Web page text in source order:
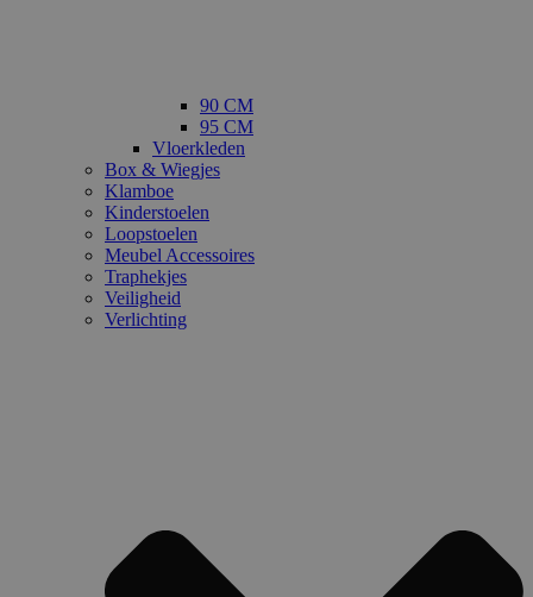
90 CM
95 CM
Vloerkleden
Box & Wiegjes
Klamboe
Kinderstoelen
Loopstoelen
Meubel Accessoires
Traphekjes
Veiligheid
Verlichting